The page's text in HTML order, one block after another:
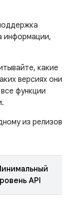
информации,
какие
версиях они
функции
из релизов
API